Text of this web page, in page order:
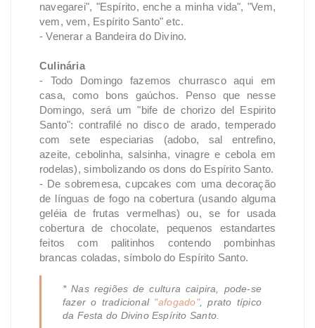
navegarei", "Espírito, enche a minha vida", "Vem,
vem, vem, Espírito Santo" etc.
- Venerar a Bandeira do Divino.
Culinária
- Todo Domingo fazemos churrasco aqui em
casa, como bons gaúchos. Penso que nesse
Domingo, será um "bife de chorizo del Espirito
Santo": contrafilé no disco de arado, temperado
com sete especiarias (adobo, sal entrefino,
azeite, cebolinha, salsinha, vinagre e cebola em
rodelas), simbolizando os dons do Espírito Santo.
- De sobremesa, cupcakes com uma decoração
de línguas de fogo na cobertura (usando alguma
geléia de frutas vermelhas) ou, se for usada
cobertura de chocolate, pequenos estandartes
feitos com palitinhos contendo pombinhas
brancas coladas, símbolo do Espírito Santo.
* Nas regiões de cultura caipira, pode-se
fazer o tradicional "afogado", prato típico
da Festa do Divino Espírito Santo.